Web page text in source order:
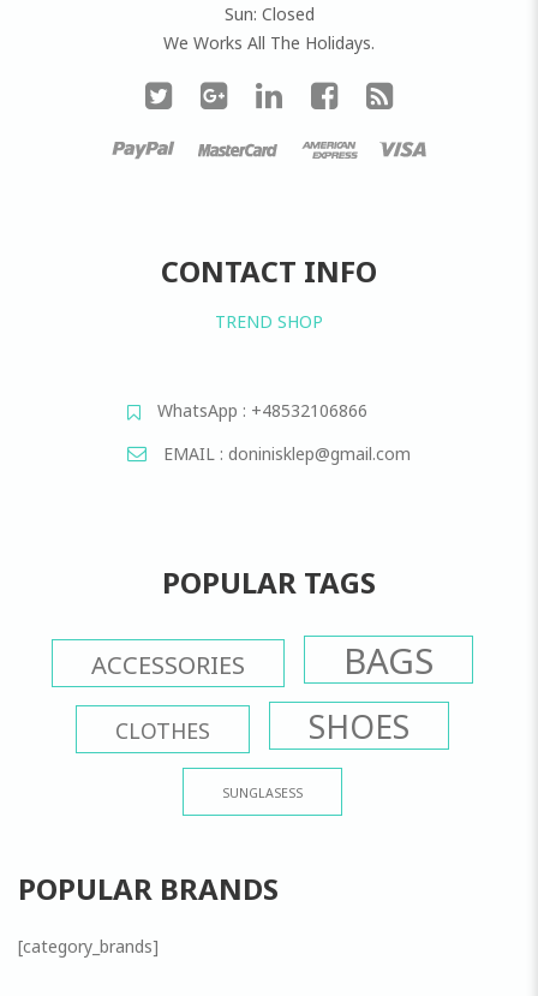
Sun: Closed
We Works All The Holidays.
CONTACT INFO
TREND SHOP
WhatsApp : +48532106866
EMAIL : doninisklep@gmail.com
POPULAR TAGS
ACCESSORIES BAGS
CLOTHES SHOES
SUNGLASESS
POPULAR BRANDS
[category_brands]